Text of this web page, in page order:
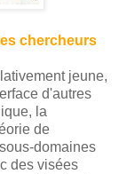
chercheurs
jeune,
d'autres
la
de
domaines
des visées